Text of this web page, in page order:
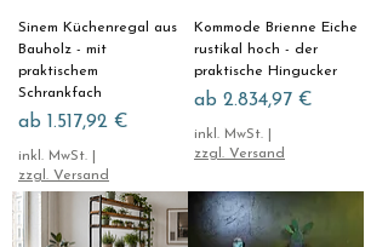
Sinem Küchenregal aus
Bauholz - mit
praktischem
Schrankfach
ab 1.517,92 €
Sale-Preis
inkl. MwSt.
zzgl. Versand
Kommode Brienne Eiche
rustikal hoch - der
praktische Hingucker
ab 2.834,97 €
Sale-Preis
inkl. MwSt.
zzgl. Versand